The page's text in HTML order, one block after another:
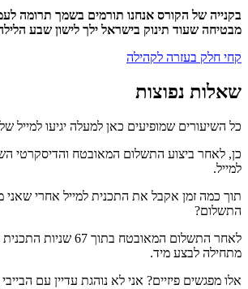
בקנייה של הקורס אנחנו תורמים בשמך תרומה
מבטיחה שעוד תינוק בישראל ילך לישון שבע
קחי חלק בעזרה לקהילה
שאלות נפוצות
כל השיעורים שמופיעים כאן למעלה יגיעו למייל
כן, לאחר ביצוע התשלום המאובטח והדיסקרטי
למייל.
תוך כמה זמן אקבל את התכנית למייל אחרי
התשלום?
לאחר התשלום המאובטח בתוך
מתחילה לבצע מיד.
אלו מפגשים פיזיים? אני לא נוהגת עדיין עם